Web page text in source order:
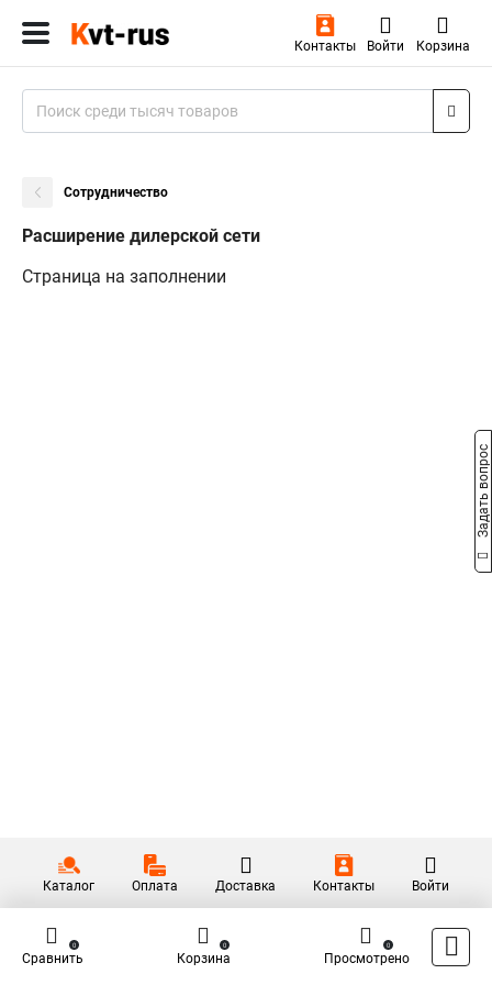
Контакты Войти Корзина
Сотрудничество
Расширение дилерской сети
Страница на заполнении
Каталог Оплата Доставка Контакты Войти
Сравнить
0
Корзина
0
Просмотрено
0
Задать вопрос